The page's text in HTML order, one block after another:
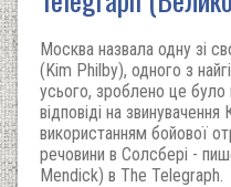
Москва назвала одну зі
(Kim Philby), одного з
усього, зроблено це було
відповіді на
використанням бойової
речовини в Солсбері -
Mendick) в The Telegraph.